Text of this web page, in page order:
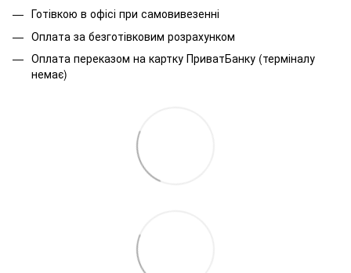
Готівкою в офісі при самовивезенні
Оплата за безготівковим розрахунком
Оплата переказом на картку ПриватБанку (терміналу
немає)